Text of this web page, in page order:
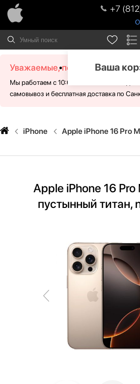
+7
Ваша
Уважаемые, посетители!
Мы работаем с 10:00 - 21:00 без
самовывоз и бесплатная доставка по
iPhone Apple iPhone 16 Pro
Apple iPhone 16 Pro
пустынный титан,